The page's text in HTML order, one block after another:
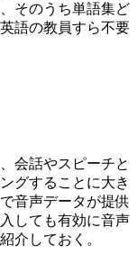
そのうち単語集ど
語の教員すら不要
会話やスピーチと
グすることに大き
音声データが提供
しても有効に音声
介しておく。